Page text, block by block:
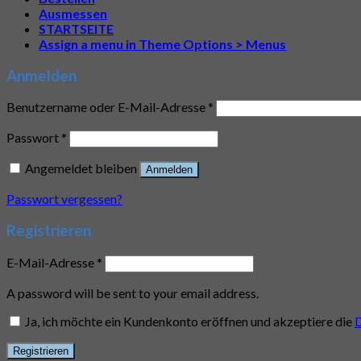
Ausmessen
STARTSEITE
Assign a menu in Theme Options > Menus
Anmelden
Benutzername oder E-Mail-Adresse *
Passwort *
Angemeldet bleiben
Anmelden
Passwort vergessen?
Registrieren
E-Mail-Adresse *
A password will be sent to your email address.
Ja, ich möchte ein Kundenkonto eröffnen und akzeptiere die
Registrieren